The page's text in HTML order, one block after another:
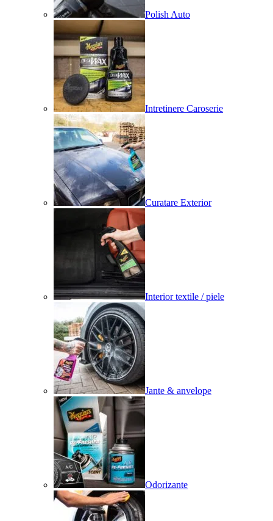
Polish Auto
Intretinere Caroserie
Curatare Exterior
Interior textile / piele
Jante & anvelope
Odorizante